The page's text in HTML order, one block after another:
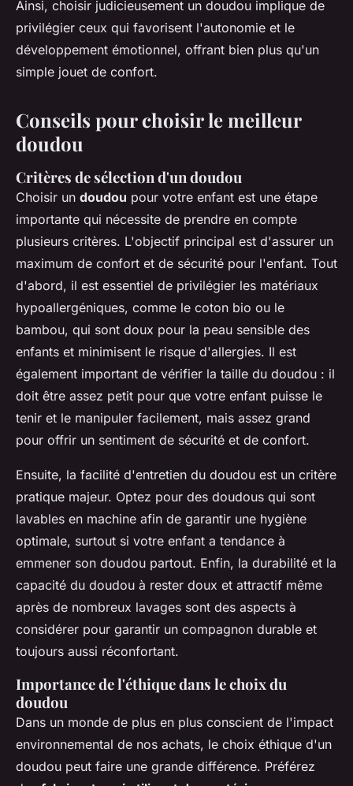
Ainsi, choisir judicieusement un doudou implique de
privilégier ceux qui favorisent l'autonomie et le
développement émotionnel, offrant bien plus qu'un
simple jouet de confort.
Conseils pour choisir le meilleur
doudou
Critères de sélection d'un doudou
Choisir un doudou pour votre enfant est une étape
importante qui nécessite de prendre en compte
plusieurs critères. L'objectif principal est d'assurer un
maximum de confort et de sécurité pour l'enfant. Tout
d'abord, il est essentiel de privilégier les matériaux
hypoallergéniques, comme le coton bio ou le
bambou, qui sont doux pour la peau sensible des
enfants et minimisent le risque d'allergies. Il est
également important de vérifier la taille du doudou : il
doit être assez petit pour que votre enfant puisse le
tenir et le manipuler facilement, mais assez grand
pour offrir un sentiment de sécurité et de confort.
Ensuite, la facilité d'entretien du doudou est un critère
pratique majeur. Optez pour des doudous qui sont
lavables en machine afin de garantir une hygiène
optimale, surtout si votre enfant a tendance à
emmener son doudou partout. Enfin, la durabilité et la
capacité du doudou à rester doux et attractif même
après de nombreux lavages sont des aspects à
considérer pour garantir un compagnon durable et
toujours aussi réconfortant.
Importance de l'éthique dans le choix du
doudou
Dans un monde de plus en plus conscient de l'impact
environnemental de nos achats, le choix éthique d'un
doudou peut faire une grande différence. Préférez